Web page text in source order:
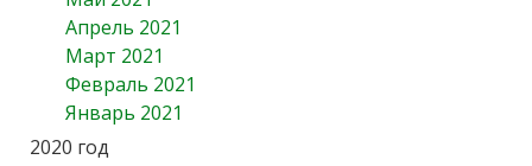
Апрель 2021
Март 2021
Февраль 2021
Январь 2021
2020 год